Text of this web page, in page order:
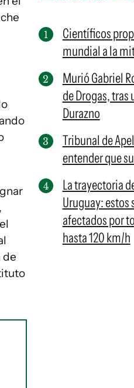
de
Científicos
mundial a la
Murió Gabriel
de Drogas,
Durazno
Tribunal de
entender que
La trayectoria
Uruguay: estos
afectados por
hasta 120 km/h